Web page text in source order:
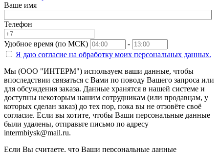
Ваше имя
Телефон
Удобное время (по МСК)
-
Я даю согласие на обработку моих персональных данных.
Мы (ООО "ИНТЕРМ") используем ваши данные, чтобы
впоследствии связаться с Вами по поводу Вашего запроса или
для обсуждения заказа. Данные хранятся в нашей системе и
доступны некоторым нашим сотрудникам (или продавцам, у
которых сделан заказ) до тех пор, пока вы не отзовёте своё
согласие. Если вы хотите, чтобы Ваши персональные данные
были удалены, отправьте письмо по адресу
intermbiysk@mail.ru.
Если Вы считаете, что Ваши персональные данные